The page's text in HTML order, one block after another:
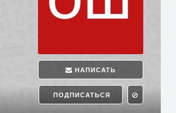
НАПИСАТЬ
ПОДПИСАТЬСЯ